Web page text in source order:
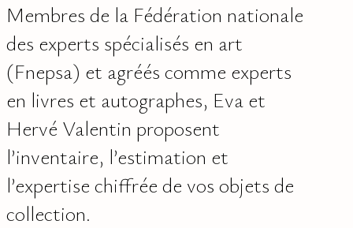
Membres de la Fédération nationale
des experts spécialisés en art
(Fnepsa) et agréés comme experts
en livres et autographes, Eva et
Hervé Valentin proposent
l’inventaire, l’estimation et
l’expertise chiffrée de vos objets de
collection.